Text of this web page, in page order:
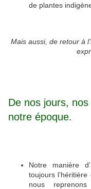
de plantes
Mais aussi, de retour à
De nos jours,
notre époque.
Notre manière
toujours
nous